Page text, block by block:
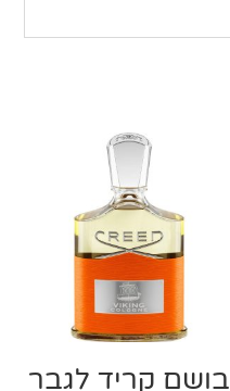
בושם קריד לגבר